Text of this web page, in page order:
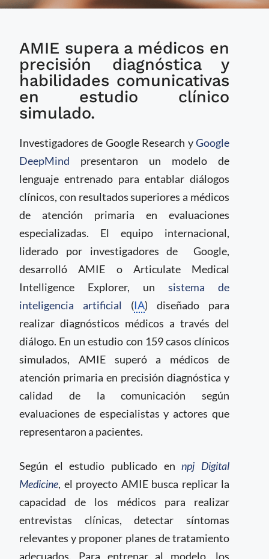
de IA para
diagnósticos médicos
conversacionales
AMIE supera a médicos en
precisión diagnóstica y
habilidades comunicativas
en estudio clínico
simulado.
Investigadores de Google Research yGoogle
DeepMind presentaron un modelo de
lenguaje entrenado para entablar diálogos
clínicos, con resultados superiores a médicos
de atención primaria en evaluaciones
especializadas. El equipo internacional,
liderado por investigadores de Google,
desarrolló AMIE o Articulate Medical
Intelligence Explorer, un sistema de
inteligencia artificial (IA) diseñado para
realizar diagnósticos médicos a través del
diálogo. En un estudio con 159 casos clínicos
simulados, AMIE superó a médicos de
atención primaria en precisión diagnóstica y
calidad de la comunicación según
evaluaciones de especialistas y actores que
representaron a pacientes.
Según el estudio publicado ennpj Digital
Medicine, el proyecto AMIE busca replicar la
capacidad de los médicos para realizar
entrevistas clínicas, detectar síntomas
relevantes y proponer planes de tratamiento
adecuados. Para entrenar al modelo, los